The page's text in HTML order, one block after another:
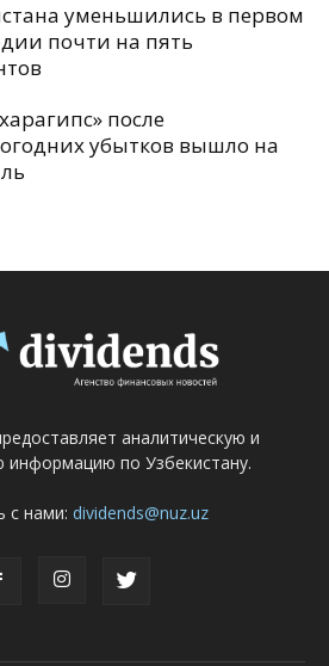
уменьшились в первом
почти на пять
после
убытков вышло на
аналитическую и
информацию по Узбекистану.
с нами: dividends@nuz.uz